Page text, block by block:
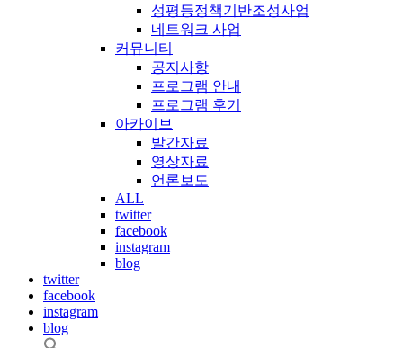
성평등정책기반조성사업
네트워크 사업
커뮤니티
공지사항
프로그램 안내
프로그램 후기
아카이브
발간자료
영상자료
언론보도
ALL
twitter
facebook
instagram
blog
twitter
facebook
instagram
blog